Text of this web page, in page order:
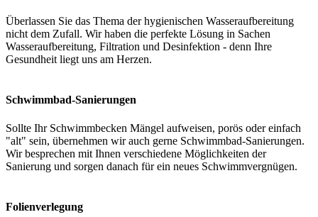
Überlassen Sie das Thema der hygienischen Wasseraufbereitung
nicht dem Zufall. Wir haben die perfekte Lösung in Sachen
Wasseraufbereitung, Filtration und Desinfektion - denn Ihre
Gesundheit liegt uns am Herzen.
Schwimmbad-Sanierungen
Sollte Ihr Schwimmbecken Mängel aufweisen, porös oder einfach
"alt" sein, übernehmen wir auch gerne Schwimmbad-Sanierungen.
Wir besprechen mit Ihnen verschiedene Möglichkeiten der
Sanierung und sorgen danach für ein neues Schwimmvergnügen.
Folienverlegung